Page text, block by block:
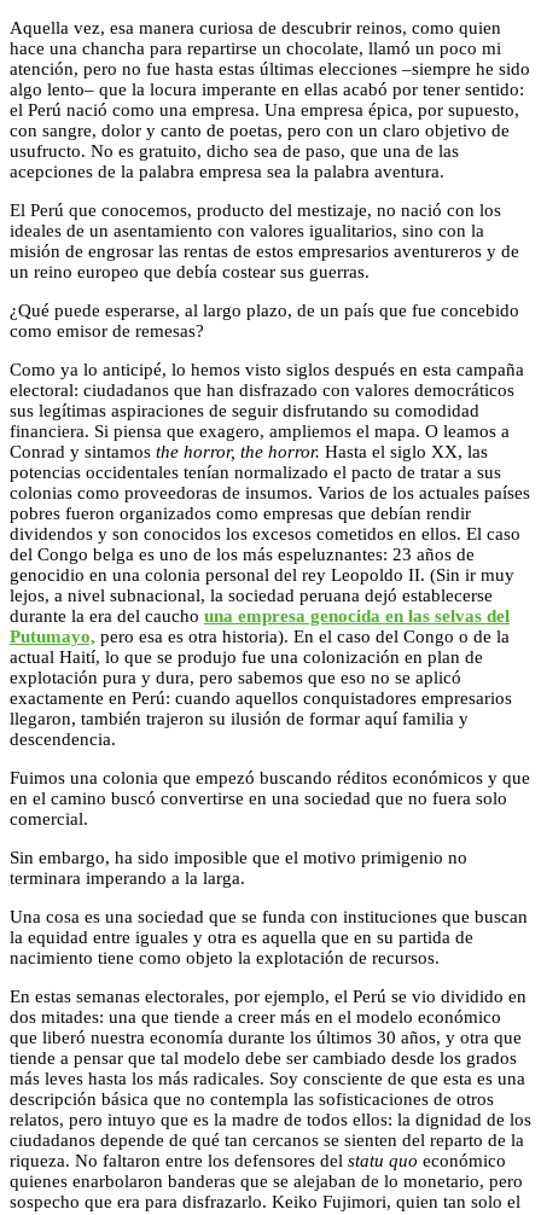
Aquella vez, esa manera curiosa de descubrir reinos, como quien
hace una chancha para repartirse un chocolate, llamó un poco mi
atención, pero no fue hasta estas últimas elecciones –siempre he sido
algo lento– que la locura imperante en ellas acabó por tener sentido:
el Perú nació como una empresa. Una empresa épica, por supuesto,
con sangre, dolor y canto de poetas, pero con un claro objetivo de
usufructo. No es gratuito, dicho sea de paso, que una de las
acepciones de la palabra empresa sea la palabra aventura.
El Perú que conocemos, producto del mestizaje, no nació con los
ideales de un asentamiento con valores igualitarios, sino con la
misión de engrosar las rentas de estos empresarios aventureros y de
un reino europeo que debía costear sus guerras.
¿Qué puede esperarse, al largo plazo, de un país que fue concebido
como emisor de remesas?
Como ya lo anticipé, lo hemos visto siglos después en esta campaña
electoral: ciudadanos que han disfrazado con valores democráticos
sus legítimas aspiraciones de seguir disfrutando su comodidad
financiera. Si piensa que exagero, ampliemos el mapa. O leamos a
Conrad y sintamos the horror, the horror. Hasta el siglo XX, las
potencias occidentales tenían normalizado el pacto de tratar a sus
colonias como proveedoras de insumos. Varios de los actuales países
pobres fueron organizados como empresas que debían rendir
dividendos y son conocidos los excesos cometidos en ellos. El caso
del Congo belga es uno de los más espeluznantes: 23 años de
genocidio en una colonia personal del rey Leopoldo II. (Sin ir muy
lejos, a nivel subnacional, la sociedad peruana dejó establecerse
durante la era del caucho una empresa genocida en las selvas del
Putumayo, pero esa es otra historia). En el caso del Congo o de la
actual Haití, lo que se produjo fue una colonización en plan de
explotación pura y dura, pero sabemos que eso no se aplicó
exactamente en Perú: cuando aquellos conquistadores empresarios
llegaron, también trajeron su ilusión de formar aquí familia y
descendencia.
Fuimos una colonia que empezó buscando réditos económicos y que
en el camino buscó convertirse en una sociedad que no fuera solo
comercial.
Sin embargo, ha sido imposible que el motivo primigenio no
terminara imperando a la larga.
Una cosa es una sociedad que se funda con instituciones que buscan
la equidad entre iguales y otra es aquella que en su partida de
nacimiento tiene como objeto la explotación de recursos.
En estas semanas electorales, por ejemplo, el Perú se vio dividido en
dos mitades: una que tiende a creer más en el modelo económico
que liberó nuestra economía durante los últimos 30 años, y otra que
tiende a pensar que tal modelo debe ser cambiado desde los grados
más leves hasta los más radicales. Soy consciente de que esta es una
descripción básica que no contempla las sofisticaciones de otros
relatos, pero intuyo que es la madre de todos ellos: la dignidad de los
ciudadanos depende de qué tan cercanos se sienten del reparto de la
riqueza. No faltaron entre los defensores del statu quo económico
quienes enarbolaron banderas que se alejaban de lo monetario, pero
sospecho que era para disfrazarlo. Keiko Fujimori, quien tan solo el